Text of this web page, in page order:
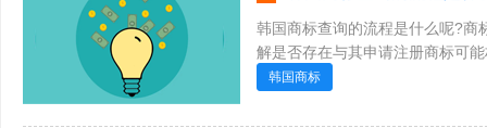
韩国商标查询的流程是什么呢?商
解是否存在与其申请注册商标可
虽然查询结果不等于审查结果，
韩国商标